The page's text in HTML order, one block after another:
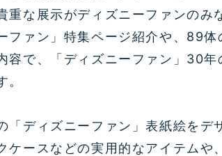
な展示がディズニーファンのみ
ファン」特集ページ紹介や、89
容で、「ディズニーファン」30
「ディズニーファン」表紙絵をデ
ケースなどの実用的なアイテムや